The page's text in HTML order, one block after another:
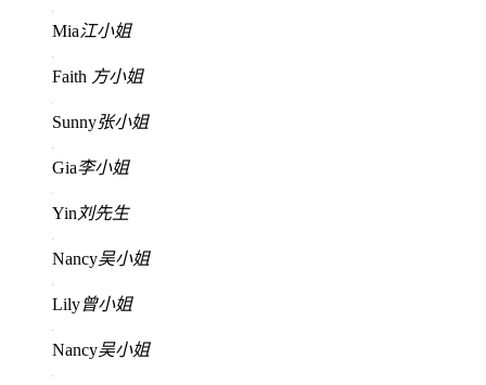
Mia江小姐
Faith 方小姐
Sunny张小姐
Gia李小姐
Yin 刘先生
Nancy吴小姐
Lily曾小姐
Nancy吴小姐